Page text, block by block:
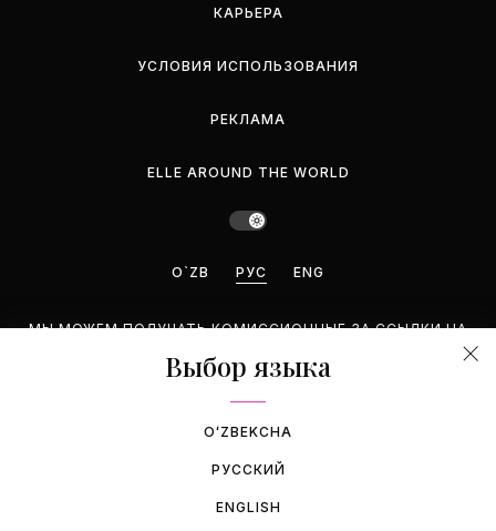
КАРЬЕРА
УСЛОВИЯ ИСПОЛЬЗОВАНИЯ
РЕКЛАМА
ELLE AROUND THE WORLD
O`ZB РУС ENG
МЫ МОЖЕМ ПОЛУЧАТЬ КОМИССИОННЫЕ ЗА ССЫЛКИ НА
ПРОДУКТЫ, КОТОРЫЕ ПОДДЕРЖИВАЕМ.
Выбор языка
OʻZBEKCHA
РУССКИЙ
ENGLISH